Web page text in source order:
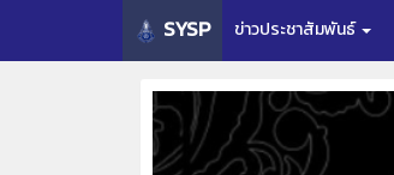
SYSP ข่าวประชาสัมพันธ์